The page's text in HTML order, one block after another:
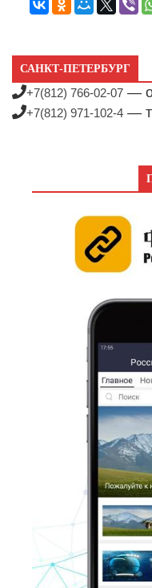
САНКТ-ПЕТЕРБУРГ
+7(812) 766-02-07 —
+7(812) 971-102-4 —